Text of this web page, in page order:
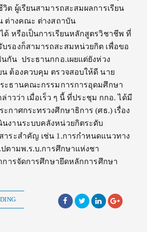
วิต ผู้เรียนสามารถสะสมผลการเรียน
ต่างคณะ ต่างสถาบัน
ด้ หรือเป็นการเรียนหลักสูตรวิชาชีพ ที่
รองก็สามารถสะสมหน่วยกิต เพื่อขอ
กัน ประธานกกอ.เผยแต่ยังห่วง
ต้องควบคุม ตรวจสอบให้ดี นาย
ะธานคณะกรรมการการอุดมศึกษา
าวว่า เมื่อเร็ว ๆ นี้ ที่ประชุม กกอ. ได้มี
ะกาศกระทรวงศึกษาธิการ (ศธ.) เรื่อง
นงานระบบคลังหน่วยกิตระดับ
าระสำคัญ เช่น 1.การกำหนดแนวทาง
ปตามพ.ร.บ.การศึกษาแห่งชา
การจัดการศึกษายึดหลักการศึกษา